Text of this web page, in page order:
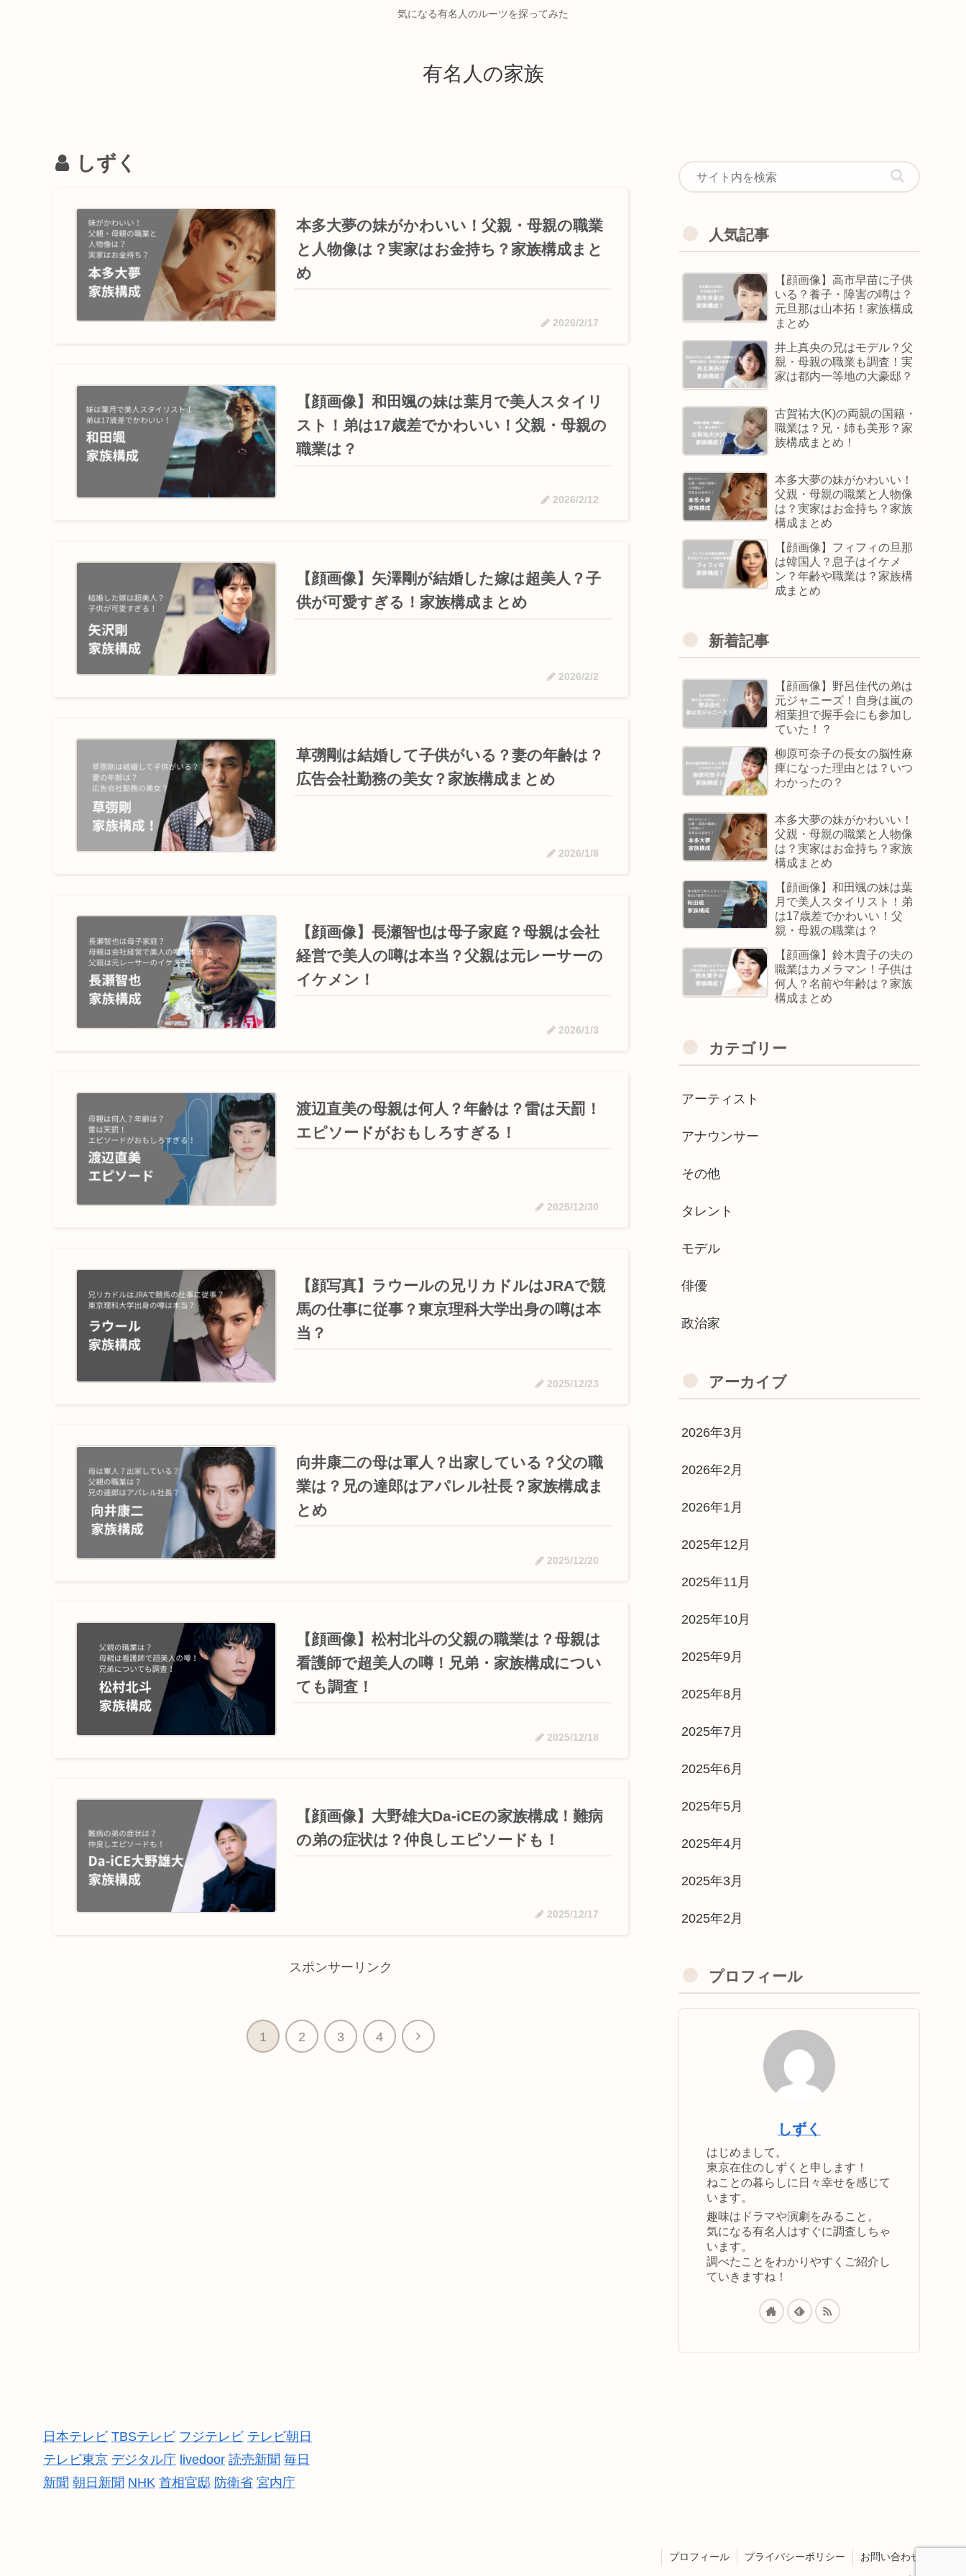
気になる有名人のルーツを探ってみた
有名人の家族
しずく
本多大夢の妹がかわいい！父親・母親の職業
と人物像は？実家はお金持ち？家族構成まと
め
2026/2/17
【顔画像】和田颯の妹は葉月で美人スタイリ
スト！弟は17歳差でかわいい！父親・母親の
職業は？
2026/2/12
【顔画像】矢澤剛が結婚した嫁は超美人？子
供が可愛すぎる！家族構成まとめ
2026/2/2
草彅剛は結婚して子供がいる？妻の年齢は？
広告会社勤務の美女？家族構成まとめ
2026/1/8
【顔画像】長瀬智也は母子家庭？母親は会社
経営で美人の噂は本当？父親は元レーサーの
イケメン！
2026/1/3
渡辺直美の母親は何人？年齢は？雷は天罰！
エピソードがおもしろすぎる！
2025/12/30
【顔写真】ラウールの兄リカドルはJRAで競
馬の仕事に従事？東京理科大学出身の噂は本
当？
2025/12/23
向井康二の母は軍人？出家している？父の職
業は？兄の達郎はアパレル社長？家族構成ま
とめ
2025/12/20
【顔画像】松村北斗の父親の職業は？母親は
看護師で超美人の噂！兄弟・家族構成につい
ても調査！
2025/12/18
【顔画像】大野雄大Da-iCEの家族構成！難病
の弟の症状は？仲良しエピソードも！
2025/12/17
スポンサーリンク
1 2 3 4
人気記事
【顔画像】高市早苗に子供
いる？養子・障害の噂は？
元旦那は山本拓！家族構成
まとめ
井上真央の兄はモデル？父
親・母親の職業も調査！実
家は都内一等地の大豪邸？
古賀祐大(K)の両親の国籍・
職業は？兄・姉も美形？家
族構成まとめ！
本多大夢の妹がかわいい！
父親・母親の職業と人物像
は？実家はお金持ち？家族
構成まとめ
【顔画像】フィフィの旦那
は韓国人？息子はイケメ
ン？年齢や職業は？家族構
成まとめ
新着記事
【顔画像】野呂佳代の弟は
元ジャニーズ！自身は嵐の
相葉担で握手会にも参加し
ていた！？
柳原可奈子の長女の脳性麻
痺になった理由とは？いつ
わかったの？
本多大夢の妹がかわいい！
父親・母親の職業と人物像
は？実家はお金持ち？家族
構成まとめ
【顔画像】和田颯の妹は葉
月で美人スタイリスト！弟
は17歳差でかわいい！父
親・母親の職業は？
【顔画像】鈴木貴子の夫の
職業はカメラマン！子供は
何人？名前や年齢は？家族
構成まとめ
カテゴリー
アーティスト
アナウンサー
その他
タレント
モデル
俳優
政治家
アーカイブ
2026年3月
2026年2月
2026年1月
2025年12月
2025年11月
2025年10月
2025年9月
2025年8月
2025年7月
2025年6月
2025年5月
2025年4月
2025年3月
2025年2月
プロフィール
しずく
はじめまして。
東京在住のしずくと申します！
ねことの暮らしに日々幸せを感じて
います。
趣味はドラマや演劇をみること。
気になる有名人はすぐに調査しちゃ
います。
調べたことをわかりやすくご紹介し
ていきますね！
日本テレビ TBSテレビ フジテレビ テレビ朝日
テレビ東京 デジタル庁 livedoor 読売新聞 毎日
新聞 朝日新聞 NHK 首相官邸 防衛省 宮内庁
プロフィール プライバシーポリシー お問い合わせ